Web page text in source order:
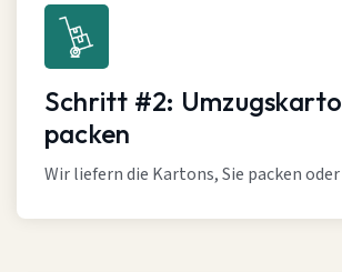
Schritt #2:
packen
Wir liefern die Kartons, Sie packen